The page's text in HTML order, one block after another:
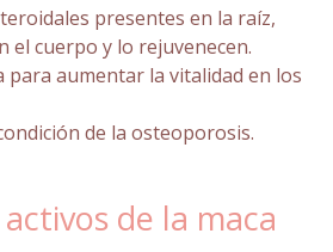
presentes en la raíz,
el cuerpo y lo rejuvenecen.
para aumentar la vitalidad en los
de la osteoporosis.
de la maca